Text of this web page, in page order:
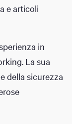
e articoli
in
La sua
della sicurezza